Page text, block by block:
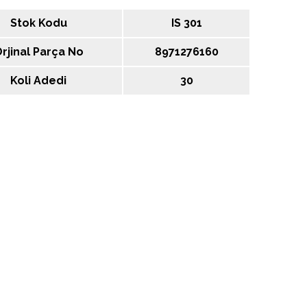
Stok Kodu IS 301
Parça No 8971276160
Koli Adedi 30